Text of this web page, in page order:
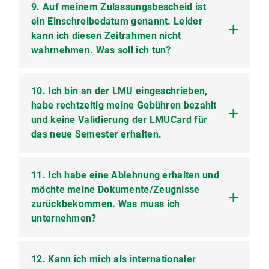
Für die grundständigen Studiengänge muss
immer einentsprechender Deutschnachweis
Antrag auf Zulassung beigelegt werden.
9. Auf meinem Zulassungsbescheid ist
ein Einschreibedatum genannt. Leider
kann ich diesen Zeitrahmen nicht
wahrnehmen. Was soll ich tun?
Bitte setzen Sie sich unbedingt mit der
Internationalen Zulassungsberatungin
Verbindung. Termine außerhalb der Fristen
bedürfen einer besonderen Genehmigung.
10. Ich bin an der LMU eingeschrieben,
habe rechtzeitig meine Gebühren bezahlt
und keine Validierung der LMUCard für
das neue Semester erhalten.
Bitte wenden Sie sich an dieStudentenkanzlei,
Sachgebiet 2. Öffnungszeiten und Telefon können
Sie auf derWebseite der Studentenkanzlei
ersehen.
11. Ich habe eine Ablehnung erhalten und
möchte meine Dokumente/Zeugnisse
zurückbekommen. Was muss ich
unternehmen?
Ja. Frühestens drei Monate nach
12. Kann ich mich als internationaler